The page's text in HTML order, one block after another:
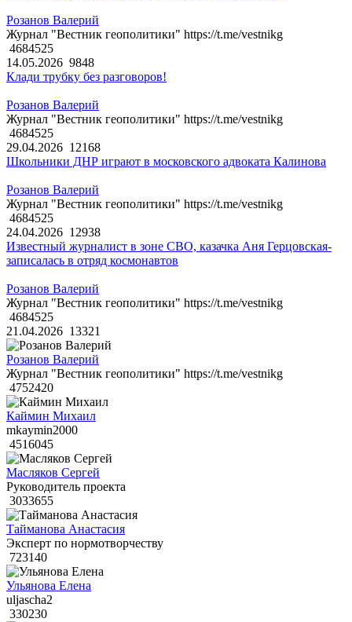
Розанов Валерий
Журнал "Вестник геополитики" https://t.me/vestnikg
4684525
14.05.2026 9848
Клади трубку без разговоров!
Розанов Валерий
Журнал "Вестник геополитики" https://t.me/vestnikg
4684525
29.04.2026 12168
Школьники ДНР играют в московского адвоката Калинова
Розанов Валерий
Журнал "Вестник геополитики" https://t.me/vestnikg
4684525
24.04.2026 12938
Известный журналист в зоне СВО, казачка Аня Герцовская-
записалась в отряд космонавтов
Розанов Валерий
Журнал "Вестник геополитики" https://t.me/vestnikg
4684525
21.04.2026 13321
Розанов Валерий
Журнал "Вестник геополитики" https://t.me/vestnikg
4752420
Каймин Михаил
mkaymin2000
4516045
Масляков Сергей
Руководитель проекта
3033655
Тайманова Анастасия
Эксперт по нормотворчеству
723140
Ульянова Елена
uljascha2
330230